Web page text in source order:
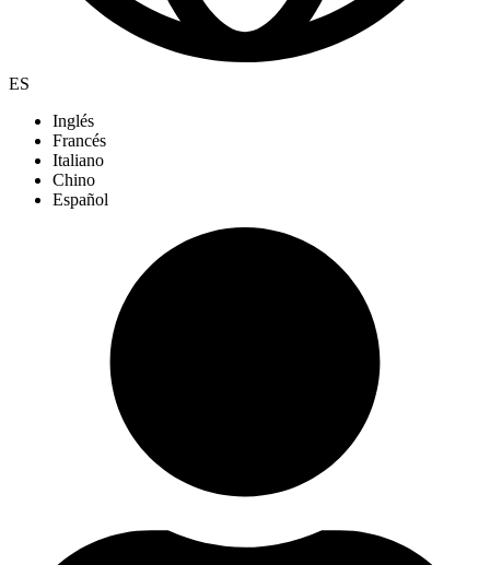
ES
Inglés
Francés
Italiano
Chino
Español